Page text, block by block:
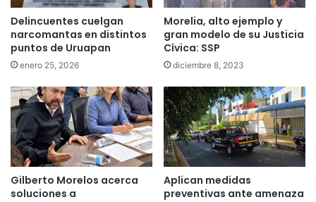
Delincuentes cuelgan
narcomantas en distintos
puntos de Uruapan
enero 25, 2026
Morelia, alto ejemplo y
gran modelo de su Justicia
Cívica: SSP
diciembre 8, 2023
Gilberto Morelos acerca
soluciones a
Aplican medidas
preventivas ante amenaza